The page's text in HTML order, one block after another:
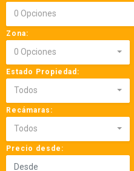
0 Opciones
Zona:
0 Opciones
Estado Propiedad:
Todos
Recámaras:
Todos
Precio desde: